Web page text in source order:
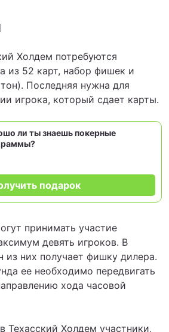
Холдем потребуются
из 52 карт, набор фишек и
Последняя нужна для
игрока, который сдает карты.
ли ты знаешь покерные
подарок
принимать участие
девять игроков. В
из них получает фишку дилера.
ее необходимо передвигать
хода часовой
Техасский Холдем участники,